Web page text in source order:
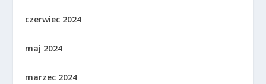
czerwiec 2024
maj 2024
marzec 2024